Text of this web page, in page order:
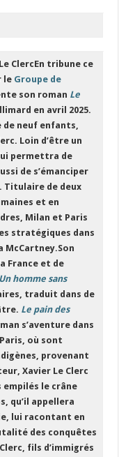
ClercEn tribune ce
le Groupe de
son roman Le
en avril 2025.
de neuf enfants,
Loin d’être un
permettra de
de s’émanciper
de deux
et en
Milan et Paris
stratégiques dans
McCartney.Son
France et de
Un homme sans
traduit dans de
Le pain des
s’aventure dans
où sont
provenant
Xavier Le Clerc
empilés le crâne
qu’il appellera
lui racontant en
des conquêtes
fils d’immigrés